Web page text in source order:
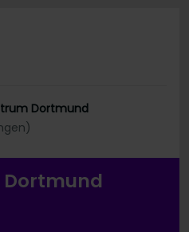
Dortmund
)
Dortmund